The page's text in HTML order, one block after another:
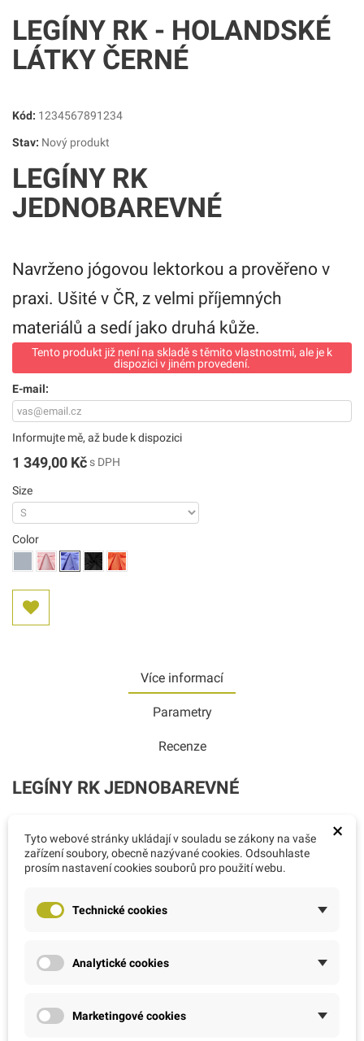
LEGÍNY RK - HOLANDSKÉ
LÁTKY ČERNÉ
Kód: 1234567891234
Stav: Nový produkt
LEGÍNY RK
JEDNOBAREVNÉ
Navrženo jógovou lektorkou a prověřeno v
praxi. Ušité v ČR, z velmi příjemných
materiálů a sedí jako druhá kůže.
Tento produkt již není na skladě s těmito vlastnostmi, ale je k
dispozici v jiném provedení.
E-mail:
Informujte mě, až bude k dispozici
1 349,00 Kč s DPH
Size
Color
Více informací
Parametry
Recenze
LEGÍNY RK JEDNOBAREVNÉ
Proč si vybrat legíny RK?
Legíny RK jsou navrženy a vyzkoušeny tak,
RK - Romana Kotěrová jako jógová lektorka jsem
i zajímavá.
×
Tyto webové stránky ukládají v souladu se zákony na vaše
zařízení soubory, obecně nazývané cookies. Odsouhlaste
prosím nastavení cookies souborů pro použití webu.
Technické cookies
Analytické cookies
Marketingové cookies